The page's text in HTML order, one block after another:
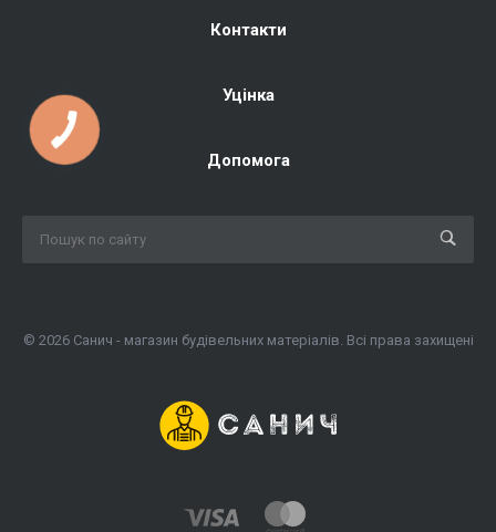
Контакти
Уцінка
Допомога
© 2026 Санич - магазин будівельних матеріалів. Всі права захищені